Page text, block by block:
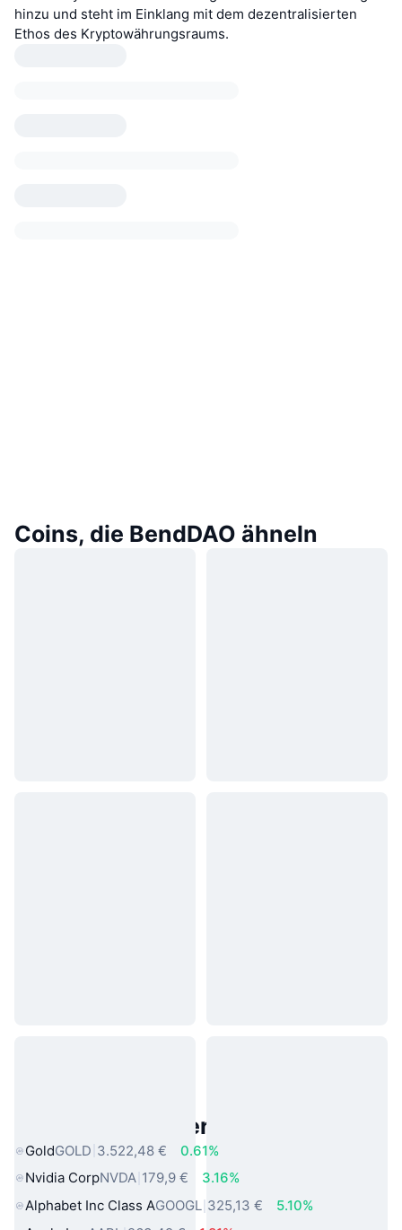
hinzu und steht im Einklang mit dem dezentralisierten
Ethos des Kryptowährungsraums.
Coins, die BendDAO ähneln
Beliebte reale Vermögenswerte
GoldGOLD 3.522,48 €
0.61%
Nvidia CorpNVDA 179,9 €
3.16%
Alphabet Inc Class AGOOGL 325,13 €
5.10%